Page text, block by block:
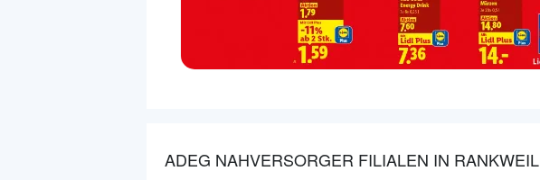
ADEG NAHVERSORGER FILIALEN IN RANKWEIL